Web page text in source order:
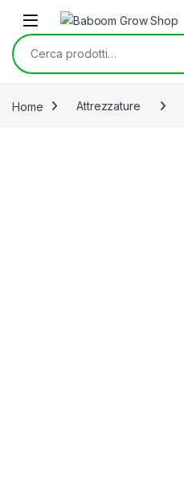
Skip to navigation
Skip to content
Cerca:
Home Attrezzature